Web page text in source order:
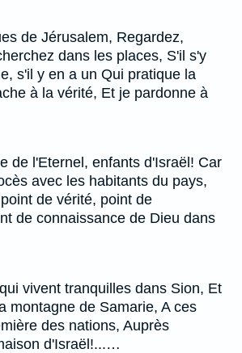
de Jérusalem, Regardez,
dans les places, S'il s'y
s'il y en a un Qui pratique la
à la vérité, Et je pardonne à
de l'Eternel, enfants d'Israël! Car
avec les habitants du pays,
de vérité, point de
de connaissance de Dieu dans
vivent tranquilles dans Sion, Et
montagne de Samarie, A ces
des nations, Auprès
d'Israël!...…